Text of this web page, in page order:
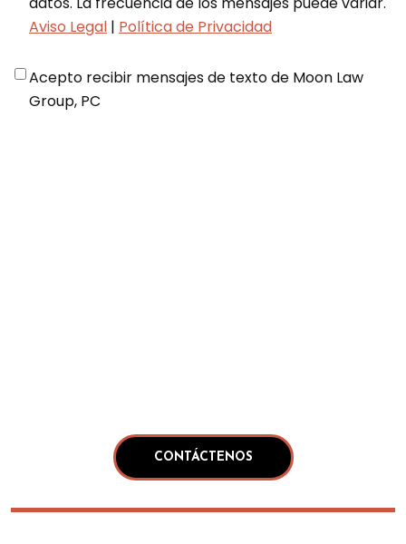
Aviso Legal | Política de Privacidad
Acepto recibir mensajes de texto de Moon Law
Group, PC